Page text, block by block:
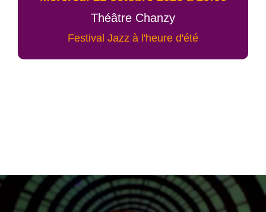
Théâtre Chanzy
Festival Jazz à l'heure d'été